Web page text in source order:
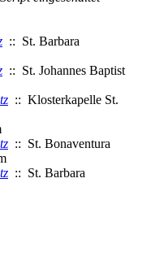
:: St. Barbara
:: St. Johannes Baptist
:: Klosterkapelle St.
:: St. Bonaventura
:: St. Barbara